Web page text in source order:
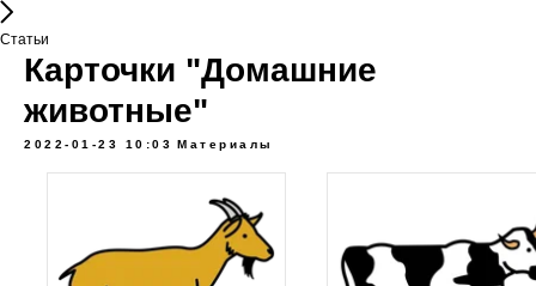
Статьи
Карточки "Домашние
животные"
2022-01-23 10:03 Материалы